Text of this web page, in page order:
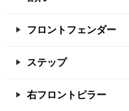
フロントフェンダー
ステップ
右フロントピラー